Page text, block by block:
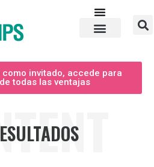
herramientas
como invitado, accede para
todas las ventajas